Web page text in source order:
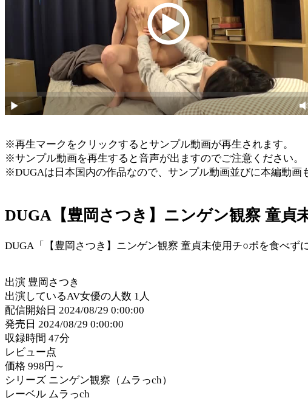
※再生マークをクリックするとサンプル動画が再生されます。
※サンプル動画を再生すると音声が出ますのでご注意ください。
※DUGAは日本国内の作品なので、サンプル動画並びに本編動画
DUGA【豊岡さつき】ニンゲン観察 童貞
DUGA「【豊岡さつき】ニンゲン観察 童貞未使用チ○ポを食べず
出演 豊岡さつき
出演しているAV女優の人数 1人
配信開始日 2024/08/29 0:00:00
発売日 2024/08/29 0:00:00
収録時間 47分
レビュー点
価格 998円～
シリーズ ニンゲン観察（ムラっch）
レーベル ムラっch